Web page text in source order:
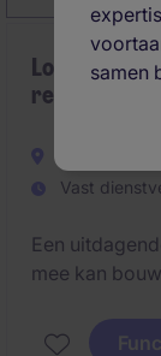
samen
Logistiek
regio Gent
Gent
Vast
Een
mee kan
met een